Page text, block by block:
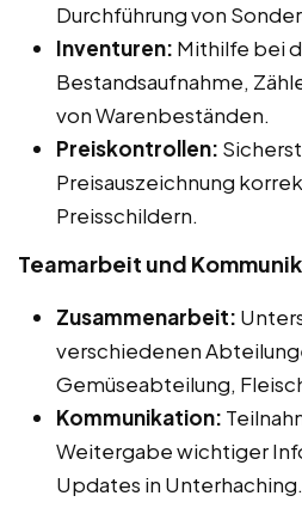
Durchführung von
Inventuren: Mithilfe bei
Bestandsaufnahme,
von Warenbeständen.
Preiskontrollen:
Preisauszeichnung
Preisschildern.
Teamarbeit und
Zusammenarbeit:
verschiedenen
Gemüseabteilung,
Kommunikation:
Weitergabe wichtiger
Updates in Unterhaching.